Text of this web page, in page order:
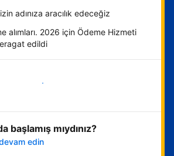
adınıza aracılık edeceğiz
alımları. 2026 için Ödeme Hizmeti
edildi
Hemen başla
başlamış mıydınız?
edin